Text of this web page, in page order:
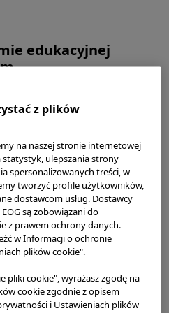
opieki nad
Razem.
platforma edukacyjna
programyukierunkowane na
doświadczenia
klinicznąi doskonalić
zabiegów. Dzięki temu
edukacyjnej
z tej witryny internetowej.
wyłącznie dla pracowników
pracownikiem ochrony
dostępu do strony
ani pobierać z niej
pliki cookiedo poprawiania i
użytkownika podczas jej
dopasować strony
i preferencji użytkownika.
w naszej
Polityce
momencie sprawdzić
dla tej witryny i edytować
z plików
na naszej stronie internetowej
ulepszania strony
spersonalizowanych treści, w
tworzyć profile użytkowników,
dostawcom usług. Dostawcy
są zobowiązani do
z prawem ochrony danych.
w Informacji o ochronie
plików cookie".
pliki cookie", wyrażasz zgodę na
cookie zgodnie z opisem
i Ustawieniach plików